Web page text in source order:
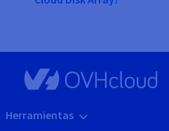
Herramientas